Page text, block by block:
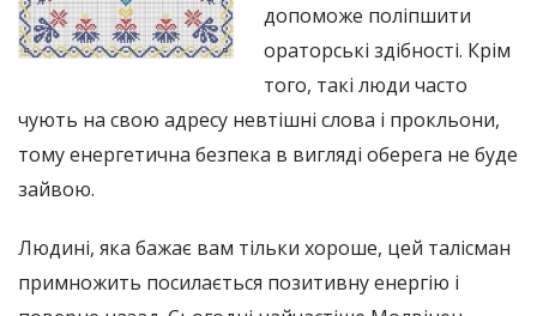
допоможе поліпшити
ораторські здібності. Крім
того, такі люди часто
чують на свою адресу невтішні слова і прокльони,
тому енергетична безпека в вигляді оберега не буде
зайвою.
Людині, яка бажає вам тільки хороше, цей талісман
примножить посилається позитивну енергію і